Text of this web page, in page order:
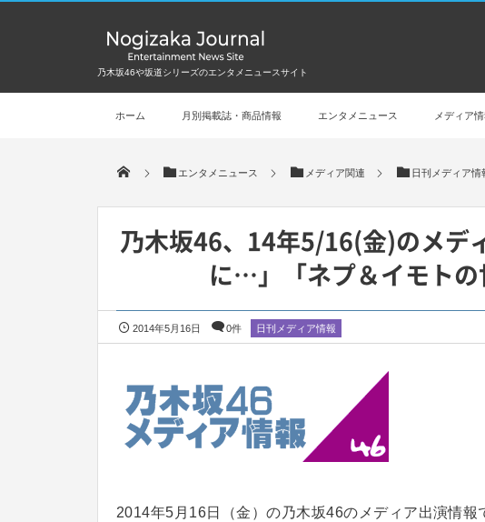
乃木坂46や坂道シリーズのエンタメニュースサイト
ホーム 月別掲載誌・商品情報 エンタメニュース メディア
エンタメニュース メディア関連 日刊メディア情
乃木坂46、14年5/16(金)のメデ
に…」「ネプ＆イモト
2014年5月16日 0件 日刊メディア情報
2014年5月16日（金）の乃木坂46のメディア出演情報